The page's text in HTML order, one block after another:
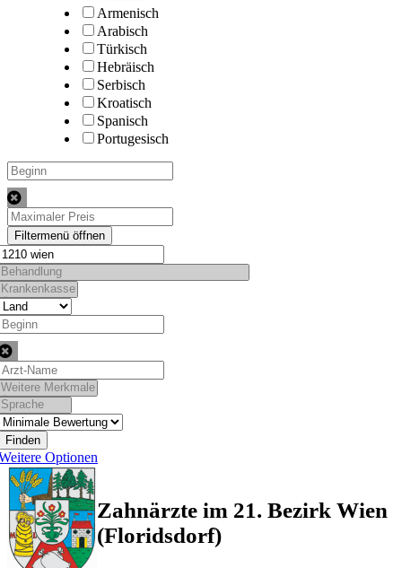
Armenisch
Arabisch
Türkisch
Hebräisch
Serbisch
Kroatisch
Spanisch
Portugesisch
Finden
Optionen
Zahnärzte im 21. Bezirk Wien
(Floridsdorf)